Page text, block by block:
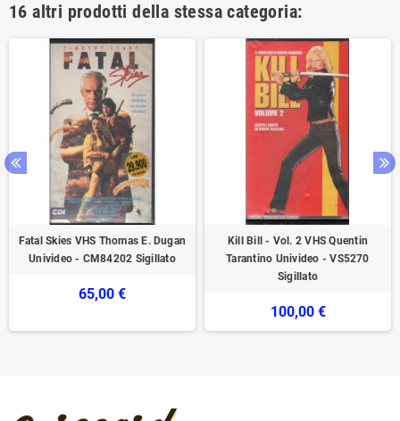
16 altri prodotti della stessa categoria:
Fatal Skies VHS Thomas E. Dugan
Univideo - CM84202 Sigillato
65,00 €
Kill Bill - Vol. 2 VHS Quentin
Tarantino Univideo - VS5270
Sigillato
100,00 €